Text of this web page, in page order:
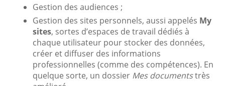
Gestion des audiences ;
Gestion des sites personnels, aussi appelés My
sites, sortes d’espaces de travail dédiés à
chaque utilisateur pour stocker des données,
créer et diffuser des informations
professionnelles (comme des compétences). En
quelque sorte, un dossier Mes documentstrès